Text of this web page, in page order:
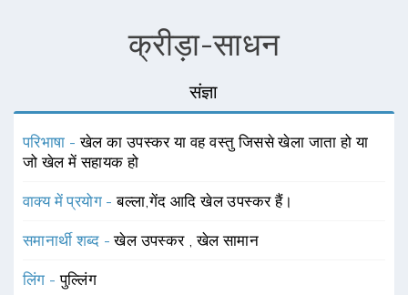
क्रीड़ा-साधन
संज्ञा
परिभाषा -खेल का उपस्कर या वह वस्तु जिससे खेला जाता हो या
जो खेल में सहायक हो
वाक्य में प्रयोग -बल्ला,गेंद आदि खेल उपस्कर हैं।
समानार्थी शब्द -खेल उपस्कर ,खेल सामान
लिंग -पुल्लिंग